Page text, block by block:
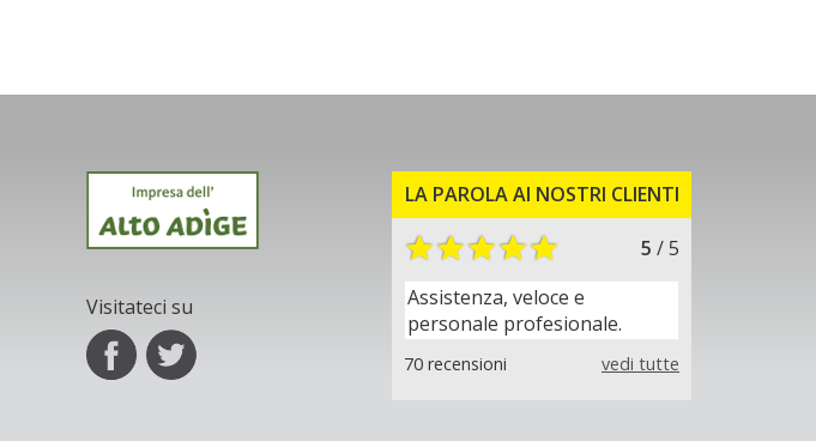
Visitateci su
LA PAROLA AI NOSTRI CLIENTI
5 / 5
Assistenza, veloce e
personale profesionale.
70 recensioni vedi tutte